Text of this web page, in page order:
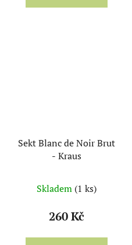
Sekt Blanc de Noir Brut
- Kraus
Skladem (1 ks)
260 Kč